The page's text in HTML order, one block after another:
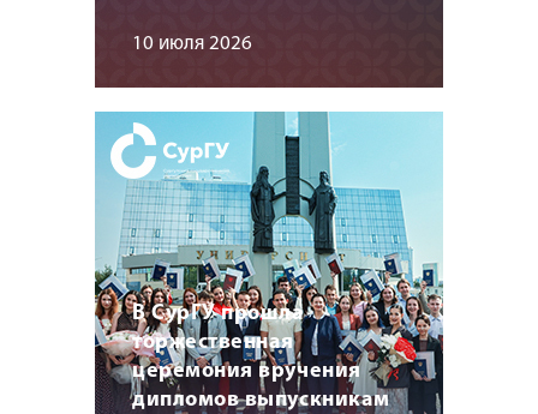
10 июля 2026
В СурГУ прошла
торжественная
церемония вручения
дипломов выпускникам